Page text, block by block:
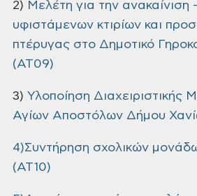
2) Μελέτη για την ανακαίνιση
υφιστάμενων κτιρίων και
πτέρυγας στο Δημοτικό
(ΑΤ09)
3) Υλοποίηση Διαχειριστικής
Αγίων Αποστόλων Δήμου
4)Συντήρηση σχολικών
(ΑΤ10)